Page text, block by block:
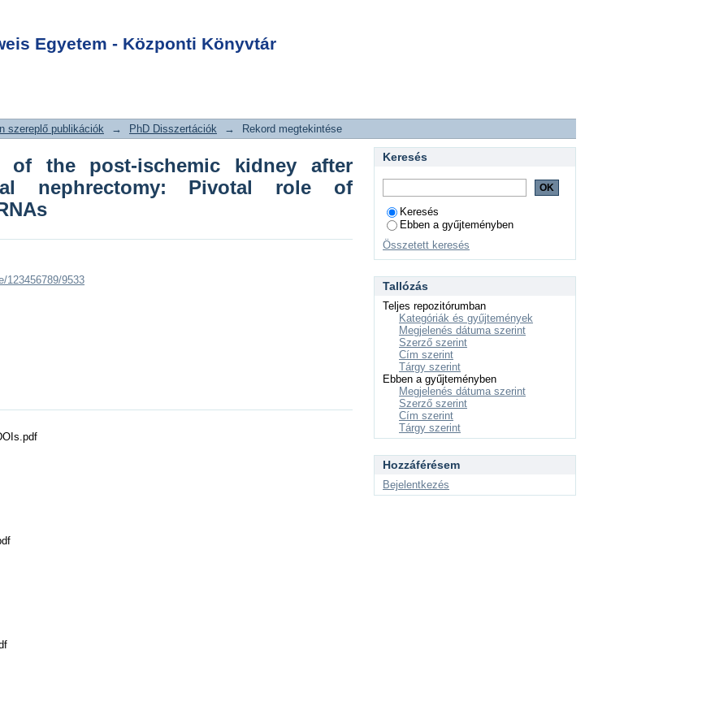
Egyetem - Központi Könyvtár
of the post-
delayed
Pivotal role
szereplő publikációk → PhD Disszertációk → Rekord megtekintése
of the post-ischemic kidney after
nephrectomy: Pivotal role of
123456789/9533
Keresés
Keresés
Ebben a gyűjteményben
Összetett keresés
Tallózás
Teljes repozitórumban
Kategóriák és gyűjtemények
Megjelenés dátuma szerint
Szerző szerint
Cím szerint
Tárgy szerint
Ebben a gyűjteményben
Megjelenés dátuma szerint
Szerző szerint
Cím szerint
Tárgy szerint
Hozzáférésem
Bejelentkezés